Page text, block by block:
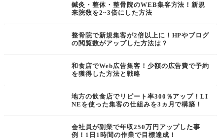
鍼灸・整体・整骨院のWEB集客方法！新規
来院数を2~3倍にした方法
整骨院で新規集客が2倍以上に！HPやブログ
の閲覧数がアップした方法は？
和食店でWeb広告集客！少額の広告費で予約
を獲得した方法と戦略
地方の飲食店でリピート率300％アップ！LI
NEを使った集客の仕組みを3ヵ月で構築！
会社員が副業で年収250万円アップした事
例！1日1時間の作業で目標達成！